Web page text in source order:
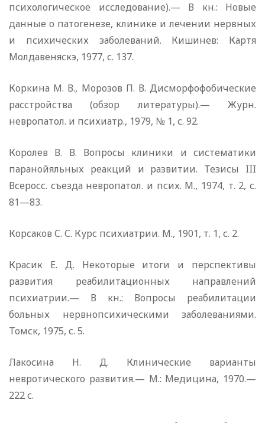
психологическое исследование).— В кн.: Новые
данные о патогенезе, клинике и лечении нервных
и психических заболеваний. Кишинев: Картя
Молдавеняскэ, 1977, с. 137.
Коркина М. В., Морозов П. В. Дисморфофобические
расстройства (обзор литературы).— Журн.
невропатол. и психиатр., 1979, № 1, с. 92.
Королев В. В. Вопросы клиники и систематики
паранойяльных реакций и развитии. Тезисы III
Всеросс. съезда невропатол. и псих. М., 1974, т. 2, с.
81—83.
Корсаков С. С. Курс психиатрии. М., 1901, т. 1, с. 2.
Красик Е. Д. Некоторые итоги и перспективы
развития реабилитационных направлений
психиатрии.— В кн.: Вопросы реабилитации
больных нервнопсихическими заболеваниями.
Томск, 1975, с. 5.
Лакосина Н. Д. Клинические варианты
невротического развития.— М.: Медицина, 1970.—
222 с.